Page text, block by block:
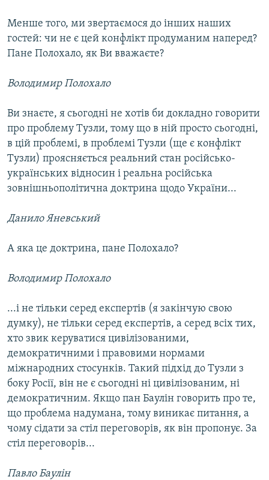
Менше того, ми звертаємося до інших наших
гостей: чи не є цей конфлікт продуманим наперед?
Пане Полохало, як Ви вважаєте?
Володимир Полохало
Ви знаєте, я сьогодні не хотів би докладно говорити
про проблему Тузли, тому що в ній просто сьогодні,
в цій проблемі, в проблемі Тузли (ще є конфлікт
Тузли) проясняється реальний стан російсько-
українських відносин і реальна російська
зовнішньополітична доктрина щодо України...
Данило Яневський
А яка це доктрина, пане Полохало?
Володимир Полохало
...і не тільки серед експертів (я закінчую свою
думку), не тільки серед експертів, а серед всіх тих,
хто звик керуватися цивілізованими,
демократичними і правовими нормами
міжнародних стосунків. Такий підхід до Тузли з
боку Росії, він не є сьогодні ні цивілізованим, ні
демократичним. Якщо пан Баулін говорить про те,
що проблема надумана, тому виникає питання, а
чому сідати за стіл переговорів, як він пропонує. За
стіл переговорів...
Павло Баулін